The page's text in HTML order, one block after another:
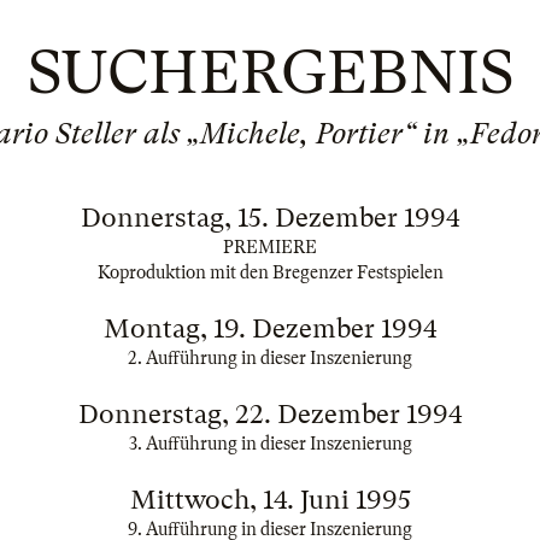
SUCHERGEBNIS
Steller als „Michele, Portier“ in
Donnerstag, 15. Dezember 1994
PREMIERE
Koproduktion mit den Bregenzer Festspielen
Montag, 19. Dezember 1994
2. Aufführung in dieser Inszenierung
Donnerstag, 22. Dezember 1994
3. Aufführung in dieser Inszenierung
Mittwoch, 14. Juni 1995
9. Aufführung in dieser Inszenierung